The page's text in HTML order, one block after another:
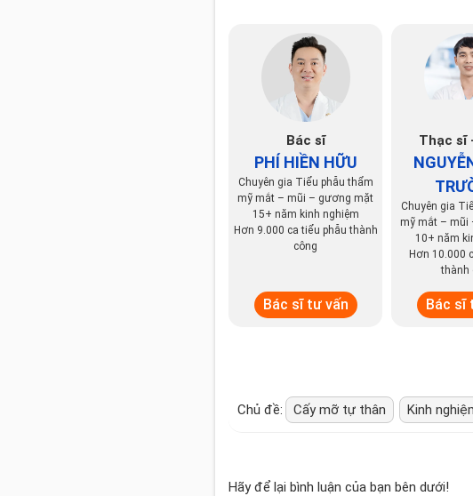
Bác sĩ
PHÍ HIỀN HỮU
Chuyên gia Tiểu phẫu thẩm
mỹ mắt – mũi – gương mặt
15+ năm kinh nghiệm
Hơn 9.000 ca tiểu phẫu thành
công
Bác sĩ tư vấn
Thạc sĩ
Chuyên gia
mỹ mắt – mũi
10+ năm
Hơn 10.000
thành
Bác sĩ
Chủ đề: Cấy mỡ tự thân Kinh
Hãy để lại bình luận của bạn bên dưới!